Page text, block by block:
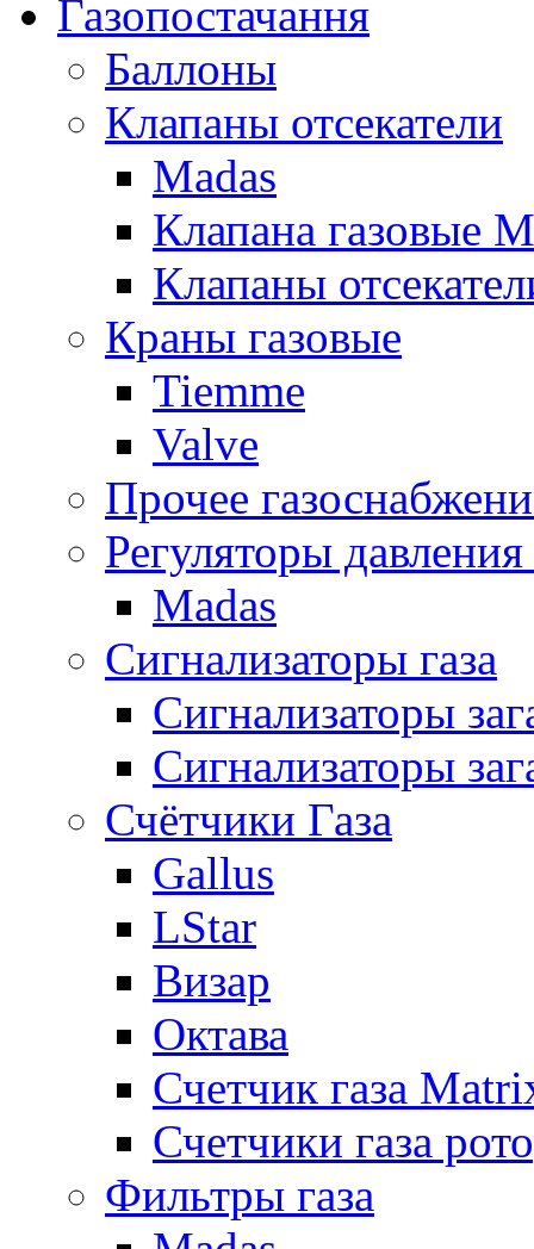
Газопостачання
Баллоны
Клапаны отсекатели
Madas
Клапана газовые
Клапаны
Краны газовые
Tiemme
Valve
Прочее
Регуляторы давления
Madas
Сигнализаторы газа
Сигнализаторы
Сигнализаторы
Счётчики Газа
Gallus
LStar
Визар
Октава
Счетчик газа
Счетчики газа
Фильтры газа